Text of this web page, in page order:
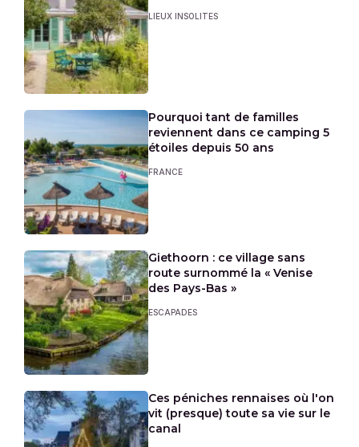
LIEUX INSOLITES
Pourquoi tant de familles
reviennent dans ce camping 5
étoiles depuis 50 ans
FRANCE
Giethoorn : ce village sans
route surnommé la « Venise
des Pays-Bas »
ESCAPADES
Ces péniches rennaises où l'on
vit (presque) toute sa vie sur le
canal